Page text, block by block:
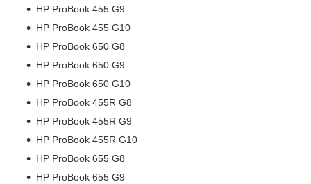
HP ProBook 455 G9
HP ProBook 455 G10
HP ProBook 650 G8
HP ProBook 650 G9
HP ProBook 650 G10
HP ProBook 455R G8
HP ProBook 455R G9
HP ProBook 455R G10
HP ProBook 655 G8
HP ProBook 655 G9